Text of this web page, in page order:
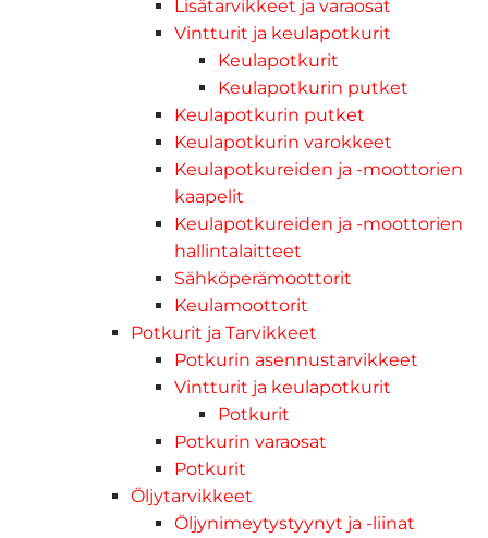
Lisätarvikkeet ja varaosat
Vintturit ja keulapotkurit
Keulapotkurit
Keulapotkurin putket
Keulapotkurin putket
Keulapotkurin varokkeet
Keulapotkureiden ja -moottorien
kaapelit
Keulapotkureiden ja -moottorien
hallintalaitteet
Sähköperämoottorit
Keulamoottorit
Potkurit ja Tarvikkeet
Potkurin asennustarvikkeet
Vintturit ja keulapotkurit
Potkurit
Potkurin varaosat
Potkurit
Öljytarvikkeet
Öljynimeytystyynyt ja -liinat